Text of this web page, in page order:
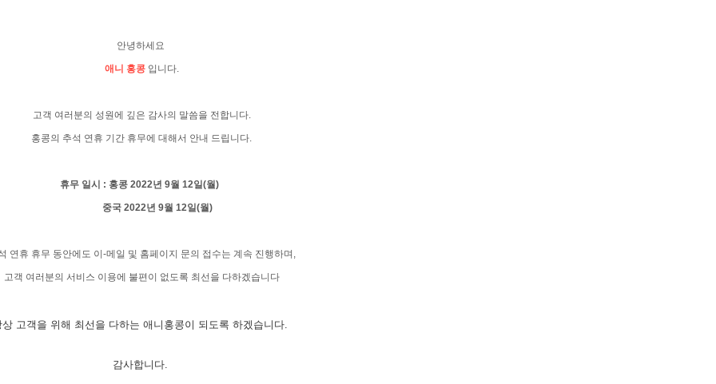
안녕하세요
애니 홍콩 입니다.
고객 여러분의 성원에 깊은 감사의 말씀을 전합니다.
홍콩의 추석 연휴 기간 휴무에 대해서 안내 드립니다.
휴무 일시 : 홍콩 2022년 9월 12일(월)
중국 2022년 9월 12일(월)
연휴 휴무 동안에도 이-메일 및 홈페이지 문의 접수는 계속 진행하며,
고객 여러분의 서비스 이용에 불편이 없도록 최선을 다하겠습니다
상 고객을 위해 최선을 다하는 애니홍콩이 되도록 하겠습니다.
감사합니다.